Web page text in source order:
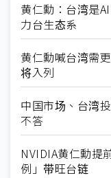
黄仁勳：台湾是
力台生态系
黄仁勳喊台湾需
将入列
中国市场、台湾
不答
NVIDIA黄仁勳
例」带旺台链